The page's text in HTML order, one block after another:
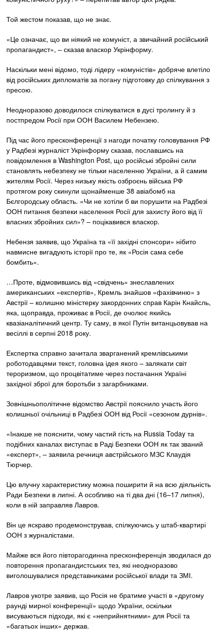
Той жестом показав, що не знає.
«Це означає, що ви ніякий не комуніст, а звичайний російський
пропагандист», – сказав власкор Укрінформу.
Наскільки мені відомо, тоді лідеру «комуністів» добряче влетіло
від російських дипломатів за погану підготовку до спілкування з
пресою.
Неодноразово доводилося спілкуватися в дусі тролингу й з
постпредом Росії при ООН Василем Небензею.
Під час його пресконференції з нагоди початку головування РФ
у Радбезі журналіст Укрінформу сказав, пославшись на
повідомлення в Washington Post, що російські збройні сили
становлять небезпеку не тільки населенню України, а й самим
жителям Росії. Через низьку якість озброєнь війська РФ
протягом року скинули щонайменше 38 авіабомб на
Бєлгородську область. «Чи не хотіли б ви порушити на Радбезі
ООН питання безпеки населення Росії для захисту його від її
власних збройних сил»? – поцікавився власкор.
Небензя заявив, що Україна та «її західні спонсори» нібито
навмисне вигадують історії про те, як «Росія сама себе
бомбить».
…Проте, відмовившись від «свідчень» знеславлених
американських «експертів», Кремль знайшов «фахівчиню» з
Австрії – колишню міністерку закордонних справ Карін Кнайсль,
яка, щоправда, проживає в Росії, де очолює якийсь
квазіаналітичний центр. Ту саму, в якої Путін витанцьовував на
весіллі в серпні 2018 року.
Експертка справно зачитала зварганений кремлівськими
роботодавцями текст, головна ідея якого – залякати світ
тероризмом, що процвітатиме через постачання Україні
західної зброї для боротьби з загарбниками.
Зовнішньополітичне відомство Австрії пояснило участь його
колишньої очільниці в Радбезі ООН від Росії «сезоном дурнів».
«Інакше не пояснити, чому частий гість на Russia Today та
подібних каналах виступає в Раді Безпеки ООН як так званий
«експерт», – заявила речниця австрійського МЗС Клаудія
Тюрчер.
Цю влучну характеристику можна поширити й на всю діяльність
Ради Безпеки в липні. А особливо на ті два дні (16–17 липня),
коли в ній заправляв Лавров.
Він це яскраво продемонстрував, спілкуючись у штаб-квартирі
ООН з журналістами.
Майже вся його півторагодинна пресконференція зводилася до
повторення пропагандистських тез, які неодноразово
виголошувалися представниками російської влади та ЗМІ.
Лавров укотре заявив, що Росія не братиме участі в «другому
раунді мирної конференції» щодо України, оскільки
висуваються підходи, які є «неприйнятними» для Росії та
«багатьох інших» держав.